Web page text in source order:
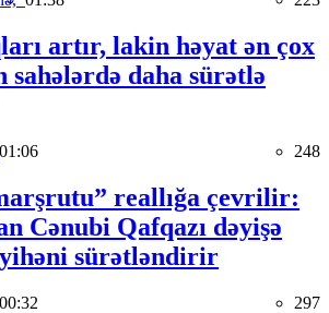
artır, lakin həyat ən çox
sahələrdə daha sürətlə
01:06 248
reallığa çevrilir:
Cənubi Qafqazı dəyişə
sürətləndirir
00:32 297